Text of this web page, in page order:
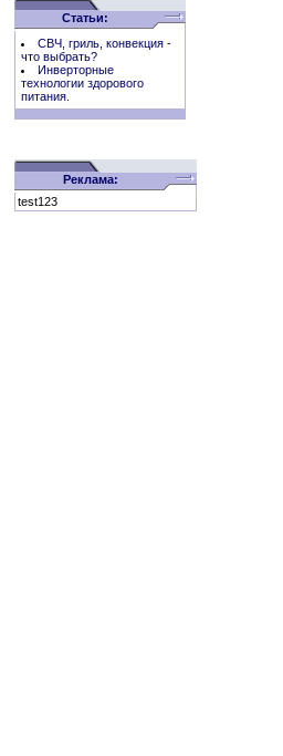
Статьи:
СВЧ, гриль, конвекция -
что выбрать?
Инверторные
технологии здорового
питания.
Реклама:
test123